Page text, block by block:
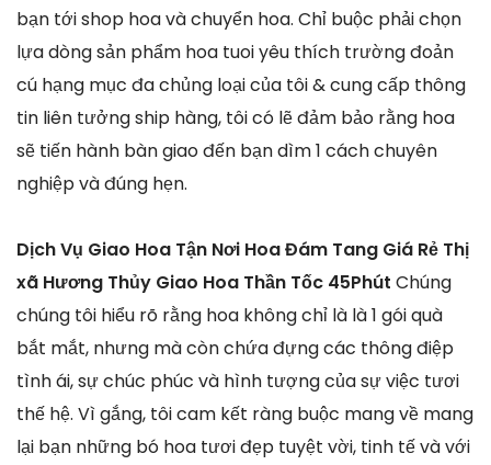
bạn tới shop hoa và chuyển hoa. Chỉ buộc phải chọn
lựa dòng sản phẩm hoa tuoi yêu thích trường đoản
cú hạng mục đa chủng loại của tôi & cung cấp thông
tin liên tưởng ship hàng, tôi có lẽ đảm bảo rằng hoa
sẽ tiến hành bàn giao đến bạn dìm 1 cách chuyên
nghiệp và đúng hẹn.
Dịch Vụ Giao Hoa Tận Nơi Hoa Đám Tang Giá Rẻ Thị
xã Hương Thủy Giao Hoa Thần Tốc 45Phút Chúng
chúng tôi hiểu rõ rằng hoa không chỉ là là 1 gói quà
bắt mắt, nhưng mà còn chứa đựng các thông điệp
tình ái, sự chúc phúc và hình tượng của sự việc tươi
thế hệ. Vì gắng, tôi cam kết ràng buộc mang về mang
lại bạn những bó hoa tươi đẹp tuyệt vời, tinh tế và với